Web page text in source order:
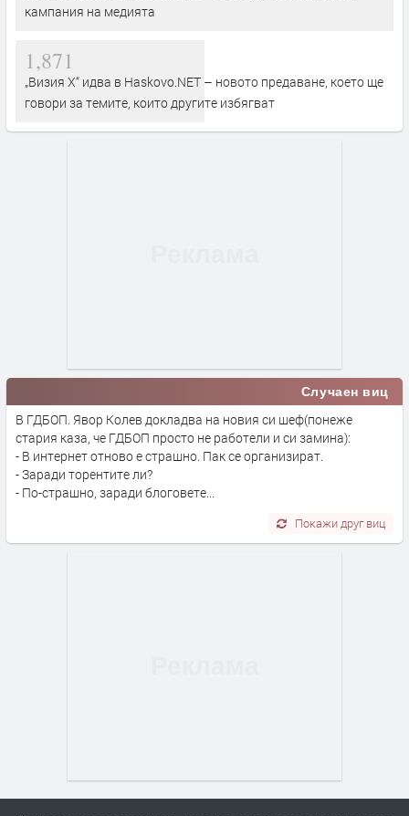
кампания на медията
1,871
„Визия Х“ идва в Haskovo.NET – новото предаване, което ще
говори за темите, които другите избягват
Случаен виц
В ГДБОП. Явор Колев докладва на новия си шеф(понеже
стария каза, че ГДБОП просто не работели и си замина):
- В интернет отново е страшно. Пак се организират.
- Заради торентите ли?
- По-страшно, заради блоговете...
Покажи друг виц